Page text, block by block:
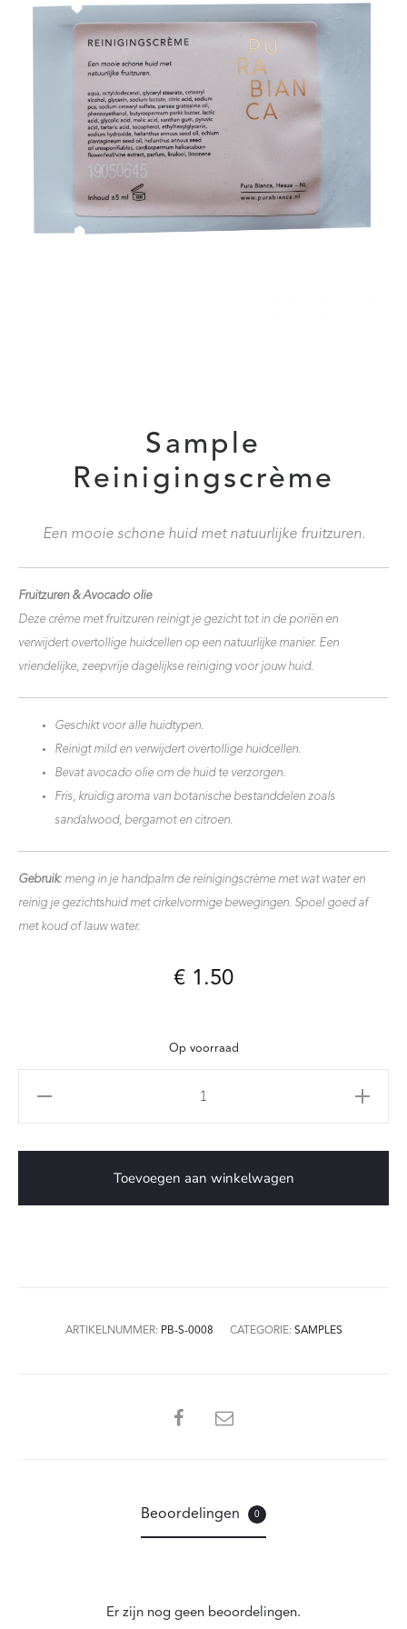
Sample
Reinigingscrème
Een mooie schone huid met natuurlijke fruitzuren.
Fruitzuren & Avocado olie
Deze crème met fruitzuren reinigt je gezicht tot in de poriën en
verwijdert overtollige huidcellen op een natuurlijke manier. Een
vriendelijke, zeepvrije dagelijkse reiniging voor jouw huid.
Geschikt voor alle huidtypen.
Reinigt mild en verwijdert overtollige huidcellen.
Bevat avocado olie om de huid te verzorgen.
Fris, kruidig aroma van botanische bestanddelen zoals
sandalwood, bergamot en citroen.
Gebruik: meng in je handpalm de reinigingscrème met wat water en
reinig je gezichtshuid met cirkelvormige bewegingen. Spoel goed af
met koud of lauw water.
€ 1.50
Op voorraad
Toevoegen aan winkelwagen
ARTIKELNUMMER: PB-S-0008 CATEGORIE: SAMPLES
SHARE
Beoordelingen 0
Er zijn nog geen beoordelingen.